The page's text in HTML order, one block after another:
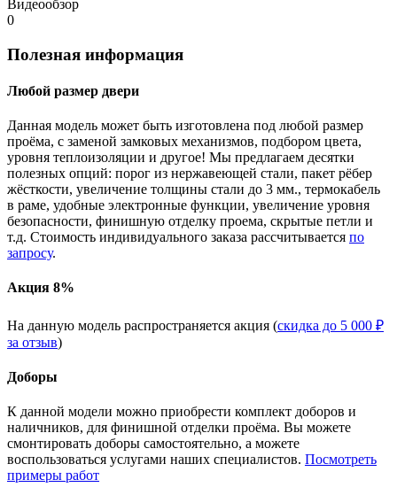
Видеообзор
0
Полезная информация
Любой размер двери
Данная модель может быть изготовлена под любой размер
проёма, с заменой замковых механизмов, подбором цвета,
уровня теплоизоляции и другое! Мы предлагаем десятки
полезных опций: порог из нержавеющей стали, пакет рёбер
жёсткости, увеличение толщины стали до 3 мм., термокабель
в раме, удобные электронные функции, увеличение уровня
безопасности, финишную отделку проема, скрытые петли и
т.д. Стоимость индивидуального заказа рассчитывается по
запросу.
Акция 8%
На данную модель распространяется акция (скидка до 5 000 ₽
за отзыв)
Доборы
К данной модели можно приобрести комплект доборов и
наличников, для финишной отделки проёма. Вы можете
смонтировать доборы самостоятельно, а можете
воспользоваться услугами наших специалистов. Посмотреть
примеры работ